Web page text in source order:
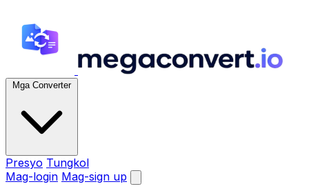
Mga Converter
Presyo Tungkol
Mag-login Mag-sign up